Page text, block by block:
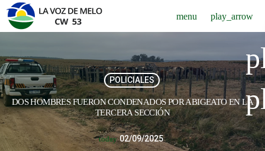
menu play_arrow
POLICIALES
DOS HOMBRES FUERON CONDENADOS POR ABIGEATO EN LA
TERCERA SECCIÓN
today 02/09/2025